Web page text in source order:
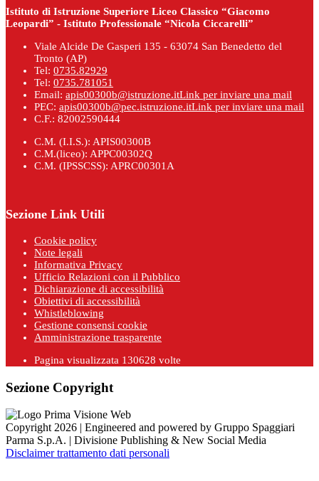
Istituto di Istruzione Superiore Liceo Classico “Giacomo
Leopardi” - Istituto Professionale “Nicola Ciccarelli”
Viale Alcide De Gasperi 135 - 63074 San Benedetto del
Tronto (AP)
Tel: 0735.82929
Tel: 0735.781051
Email: apis00300b@istruzione.itLink per inviare una mail
PEC: apis00300b@pec.istruzione.itLink per inviare una mail
C.F.: 82002590444
C.M. (I.I.S.): APIS00300B
C.M.(liceo): APPC00302Q
C.M. (IPSSCSS): APRC00301A
Sezione Link Utili
Cookie policy
Note legali
Informativa Privacy
Ufficio Relazioni con il Pubblico
Dichiarazione di accessibilità
Obiettivi di accessibilità
Whistleblowing
Gestione consensi cookie
Amministrazione trasparente
Pagina visualizzata 130628 volte
Sezione Copyright
Copyright 2026 | Engineered and powered by Gruppo Spaggiari
Parma S.p.A. | Divisione Publishing & New Social Media
Disclaimer trattamento dati personali